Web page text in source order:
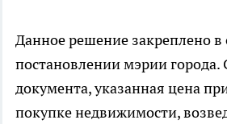
Данное решение закреплено
постановлении мэрии города.
документа, указанная цена
покупке недвижимости,